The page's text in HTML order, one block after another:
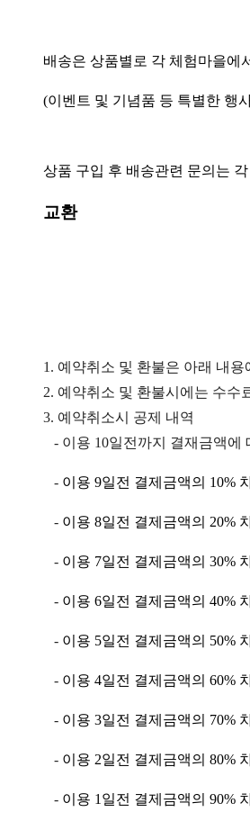
배송은 상품별로 각 체험마을에
(이벤트 및 기념품 등 특별한 행
상품 구입 후 배송관련 문의는
교환
1. 예약취소 및 환불은 아래 내
2. 예약취소 및 환불시에는 수수
3. 예약취소시 공제 내역
- 이용 10일전까지 결재금액에
- 이용 9일전 결제금액의 10%
- 이용 8일전 결제금액의 20%
- 이용 7일전 결제금액의 30%
- 이용 6일전 결제금액의 40%
- 이용 5일전 결제금액의 50%
- 이용 4일전 결제금액의 60%
- 이용 3일전 결제금액의 70%
- 이용 2일전 결제금액의 80%
- 이용 1 일전 결제금액의 90%